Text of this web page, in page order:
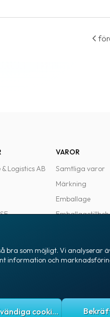
Logistics AB
VAROR
Samtliga varor
Märkning
Emballage
Cookies
bra som möjligt. Vi analyserar
information och
Endast nödvändiga cookies